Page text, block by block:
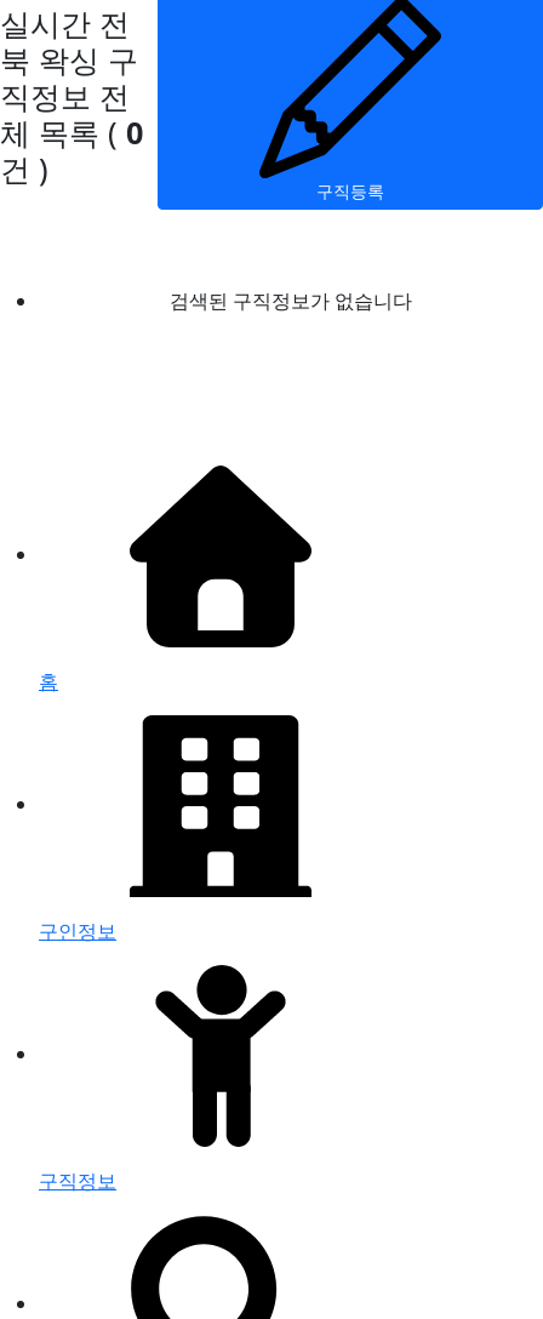
실시간 전
북 왁싱 구
직정보 전
체 목록 ( 0
건 )
구직등록
검색된 구직정보가 없습니다
홈
구인정보
구직정보